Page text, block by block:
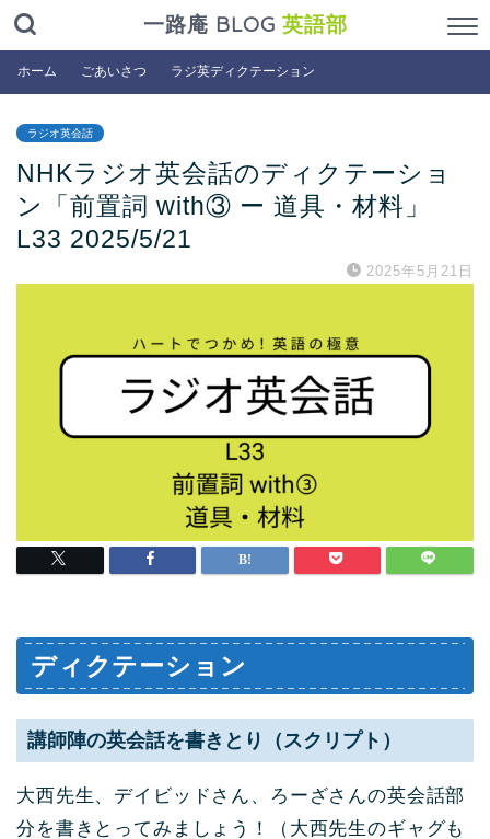
一路庵 BLOG 英語部
ホーム ごあいさつ ラジ英ディクテーション
ラジオ英会話
NHKラジオ英会話のディクテーショ
ン「前置詞 with③ ー 道具・材料」
L33 2025/5/21
2025年5月21日
ディクテーション
講師陣の英会話を書きとり（スクリプト）
大西先生、デイビッドさん、ろーざさんの英会話部
分を書きとってみましょう！（大西先生のギャグも